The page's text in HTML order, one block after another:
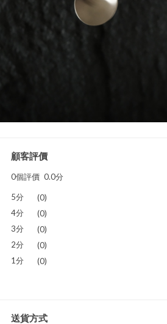
顧客評價
0個評價 0.0分
5分
(0)
4分
(0)
3分
(0)
2分
(0)
1分
(0)
送貨方式